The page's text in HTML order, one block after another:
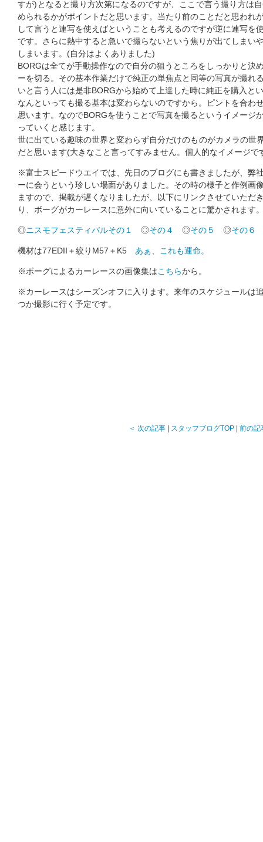
すが)となると撮り方次第になるのですが、ここで言う撮り方は
められるかがポイントだと思います。当たり前のことだと思われ
して言うと連写を使えばということも考えるのですが逆に連写を
です。さらに熱中すると急いで撮らないという焦りが出てしまい
しまいます。(自分はよくありました)
BORGは全てが手動操作なので自分の狙うところをしっかりと決
ーを切る。その基本作業だけで純正の単焦点と同等の写真が撮れ
いと言う人には是非BORGから始めて上達した時に純正を購入と
なんといっても撮る基本は変わらないのですから。ピントを合わ
思います。なのでBORGを使うことで写真を撮るというイメージ
っていくと感じます。
世に出ている趣味の世界と変わらず自分だけのものがカメラの世
だと思います(大きなこと言ってすみません。個人的なイメージで
※富士スピードウエイでは、先日のブログにも書きましたが、弊
ーに会うという珍しい場面がありました。その時の様子と作例画
ますので、掲載が遅くなりましたが、以下にリンクさせていただ
り、ボーグがカーレースに意外に向いていることに驚かされます
◎ニスモフェスティバルその１ ◎その４ ◎その５ ◎その６
機材は77EDII＋絞りM57＋K5 あぁ、これも運命。
※ボーグによるカーレースの画像集はこちらから。
※カーレースはシーズンオフに入ります。来年のスケジュールは
つか撮影に行く予定です。
＜ 次の記事 スタッフブログTOP 前の記